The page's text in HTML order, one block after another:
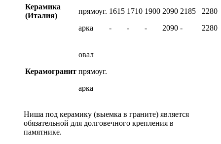
Керамика
(Италия)
прямоуг.
арка
1615
-
1710
-
1900
-
2090
2090
2185
-
2280
2280
Керамогранит
овал
прямоуг.
арка
Ниша под керамику (выемка в граните) является
обязательной для долговечного крепления в
памятнике.